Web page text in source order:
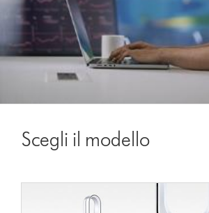
Scegli il modello